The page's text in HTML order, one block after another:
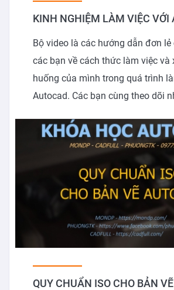
KINH NGHIỆM LÀM VIỆC VỚI
Bộ video là các hướng dẫn đơn lẻ
các bạn về cách thức làm việc và
huống của mình trong quá trình
Autocad. Các bạn cùng theo dõi
QUY CHUẨN ISO CHO BẢN